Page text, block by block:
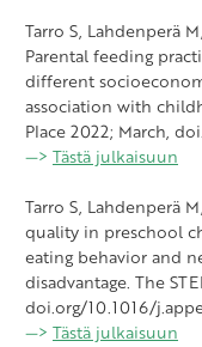
Tarro S, Lahdenperä
Parental feeding
different
association with
Place 2022; March,
—> Tästä julkaisuun
Tarro S, Lahdenperä
quality in preschool
eating behavior and
disadvantage. The
doi.org/10.1016/
—> Tästä julkaisuun